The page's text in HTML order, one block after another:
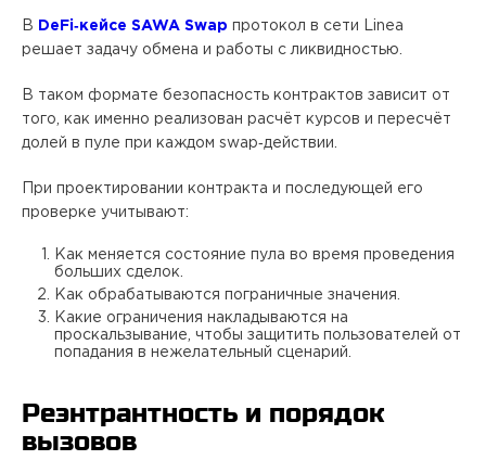
В DeFi‑кейсе SAWA Swap протокол в сети Linea
решает задачу обмена и работы с ликвидностью.
В таком формате безопасность контрактов зависит от
того, как именно реализован расчёт курсов и пересчёт
долей в пуле при каждом swap‑действии.
При проектировании контракта и последующей его
проверке учитывают:
Как меняется состояние пула во время проведения
больших сделок.
Как обрабатываются пограничные значения.
Какие ограничения накладываются на
проскальзывание, чтобы защитить пользователей от
попадания в нежелательный сценарий.
Реэнтрантность и порядок
вызовов